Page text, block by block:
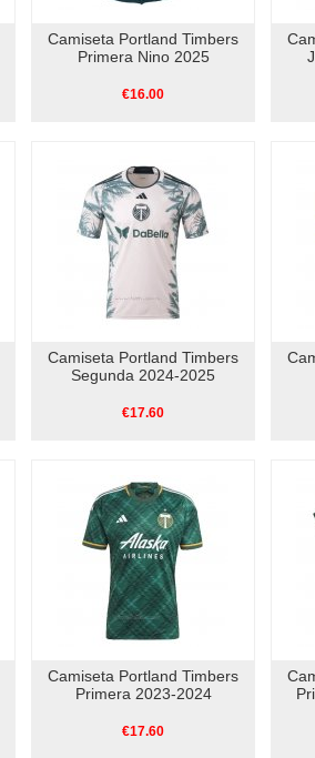
Camiseta Portland Timbers
Primera Nino 2025
€16.00
Camiseta Portland Timbers
Segunda 2024-2025
€17.60
Camiseta Portland Timbers
Primera 2023-2024
€17.60